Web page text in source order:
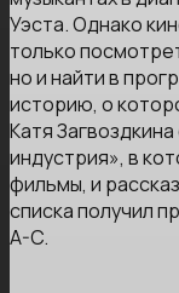
Уэста. Однако
только
но и найти в
историю, о
Катя
индустрия», в
фильмы, и
списка получил
A-C.